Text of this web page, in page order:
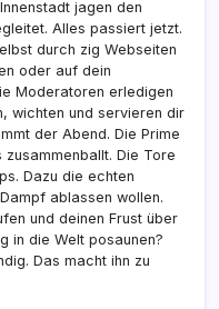
jagen den
Alles passiert jetzt.
durch zig Webseiten
oder auf dein
Moderatoren erledigen
wichten und servieren dir
der Abend. Die Prime
Die Tore
Dazu die echten
ablassen wollen.
und deinen Frust über
in die Welt posaunen?
Das macht ihn zu